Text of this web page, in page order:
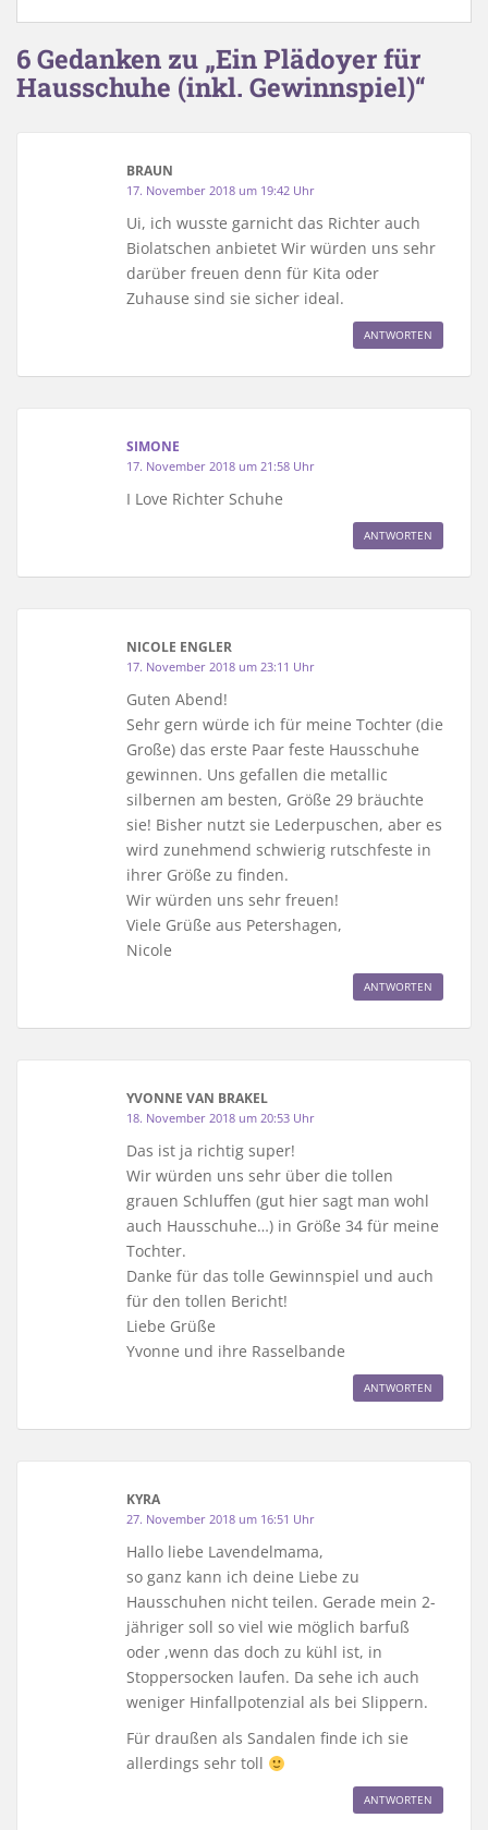
6 Gedanken zu „Ein Plädoyer für
Hausschuhe (inkl. Gewinnspiel)“
BRAUN
17. November 2018 um 19:42 Uhr
Ui, ich wusste garnicht das Richter auch
Biolatschen anbietet Wir würden uns sehr
darüber freuen denn für Kita oder
Zuhause sind sie sicher ideal.
ANTWORTEN
SIMONE
17. November 2018 um 21:58 Uhr
I Love Richter Schuhe
ANTWORTEN
NICOLE ENGLER
17. November 2018 um 23:11 Uhr
Guten Abend!
Sehr gern würde ich für meine Tochter (die
Große) das erste Paar feste Hausschuhe
gewinnen. Uns gefallen die metallic
silbernen am besten, Größe 29 bräuchte
sie! Bisher nutzt sie Lederpuschen, aber es
wird zunehmend schwierig rutschfeste in
ihrer Größe zu finden.
Wir würden uns sehr freuen!
Viele Grüße aus Petershagen,
Nicole
ANTWORTEN
YVONNE VAN BRAKEL
18. November 2018 um 20:53 Uhr
Das ist ja richtig super!
Wir würden uns sehr über die tollen
grauen Schluffen (gut hier sagt man wohl
auch Hausschuhe…) in Größe 34 für meine
Tochter.
Danke für das tolle Gewinnspiel und auch
für den tollen Bericht!
Liebe Grüße
Yvonne und ihre Rasselbande
ANTWORTEN
KYRA
27. November 2018 um 16:51 Uhr
Hallo liebe Lavendelmama,
so ganz kann ich deine Liebe zu
Hausschuhen nicht teilen. Gerade mein 2-
jähriger soll so viel wie möglich barfuß
oder ,wenn das doch zu kühl ist, in
Stoppersocken laufen. Da sehe ich auch
weniger Hinfallpotenzial als bei Slippern.
Für draußen als Sandalen finde ich sie
allerdings sehr toll
ANTWORTEN